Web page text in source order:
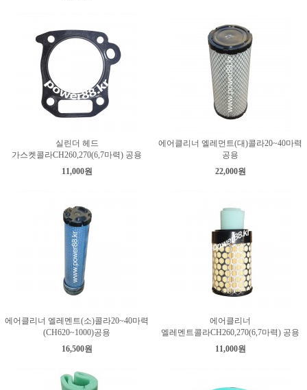
실린더 헤드
가스켓콜라CH260,270(6,7마력) 공용
11,000원
에어클리너 엘레먼트(대)콜라20~40마력
공용
22,000원
에어클리너 엘레멘트(소)콜라20~40마력
(CH620~1000)공용
16,500원
에어클리너
엘레멘트콜라CH260,270(6,7마력) 공용
11,000원